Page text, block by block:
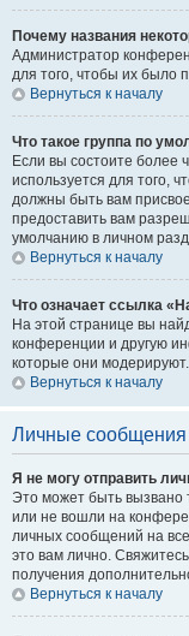
Почему названия
Администратор
для того, чтобы их было
Вернуться к началу
Что такое группа по
Если вы состоите более
используется для того,
должны быть вам
предоставить вам
умолчанию в личном
Вернуться к началу
Что означает ссылка
На этой странице вы
конференции и другую
которые они модерируют.
Вернуться к началу
Личные сообщения
Я не могу отправить
Это может быть вызвано
или не вошли на
личных сообщений на
это вам лично.
получения
Вернуться к началу